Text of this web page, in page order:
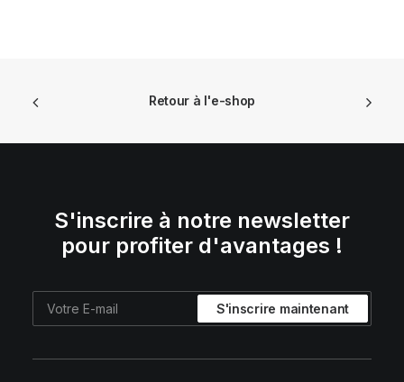
Retour à l'e-shop
S'inscrire à notre newsletter
pour profiter d'avantages !